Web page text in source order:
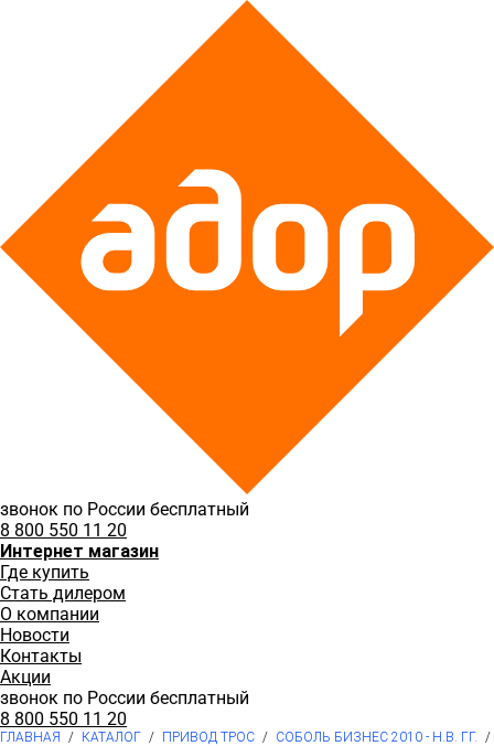
звонок по России бесплатный
8 800 550 11 20
Интернет магазин
Где купить
Стать дилером
О компании
Новости
Контакты
Акции
звонок по России бесплатный
8 800 550 11 20
ГЛАВНАЯ / КАТАЛОГ / ПРИВОД ТРОС / СОБОЛЬ БИЗНЕС 2010 - Н.В. ГГ. /